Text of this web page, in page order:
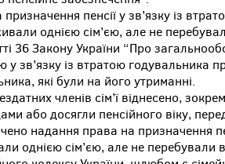
пенсії у зв’язку із
однією сім’єю, але не
36 Закону України “Про
у зв’язку із втратою годувальника
які були на його утриманні.
членів сім’ї віднесено,
або досягли пенсійного віку,
надання права на призначення
однією сім’єю, але не перебували